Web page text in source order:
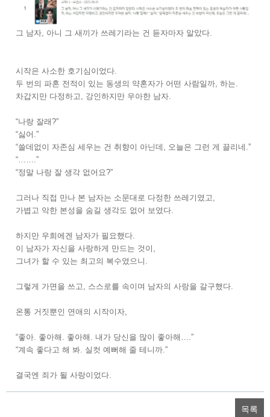
그 남자, 아니 그 새끼가 쓰레기라는 건 듣자마자 알았다.
시작은 사소한 호기심이었다.
두 번의 파혼 전적이 있는 동생의 약혼자가 어떤 사람일까, 하는.
차갑지만 다정하고, 강인하지만 우아한 남자.
“나랑 잘래?”
“싫어.”
“쓸데없이 자존심 세우는 건 취향이 아닌데, 오늘은 그런 게 끌리네.”
“…….”
“정말 나랑 잘 생각 없어요?”
그러나 직접 만나 본 남자는 소문대로 다정한 쓰레기였고,
가볍고 악한 본성을 숨길 생각도 없어 보였다.
하지만 우희에겐 남자가 필요했다.
이 남자가 자신을 사랑하게 만드는 것이,
그녀가 할 수 있는 최고의 복수였으니.
그렇게 가면을 쓰고, 스스로를 속이며 남자의 사랑을 갈구했다.
온통 거짓뿐인 연애의 시작이자,
“좋아. 좋아해. 좋아해. 내가 당신을 많이 좋아해….”
“계속 좋다고 해 봐. 실컷 예뻐해 줄 테니까.”
결국엔 죄가 될 사랑이었다.
목록